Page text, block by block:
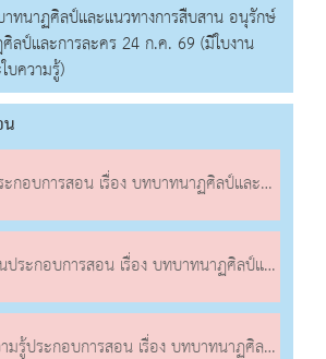
ทนาฏศิลป์และแนวทางการสืบสาน อนุรักษ์
ลป์และการละคร 24 ก.ค. 69 (มีใบงาน
บความรู้)
ารสอน เรื่อง บทบาทนาฏศิลป์และแนวทางการสืบสาน อนุรักษ์นาฏศิลป์และการละคร
บการสอน เรื่อง บทบาทนาฏศิลป์และแนวทางการสืบสาน อนุรักษ์นาฏศิลป์และการละคร
กอบการสอน เรื่อง บทบาทนาฏศิลป์และแนวทางการสืบสาน อนุรักษ์นาฏศิลป์และการละคร